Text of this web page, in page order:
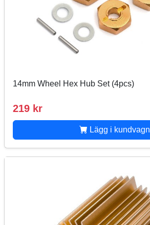
14mm Wheel Hex Hub Set (4pcs)
219 kr
Lägg i kundvagn